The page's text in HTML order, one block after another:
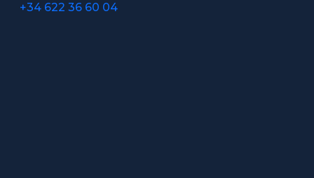
+34 622 36 60 04